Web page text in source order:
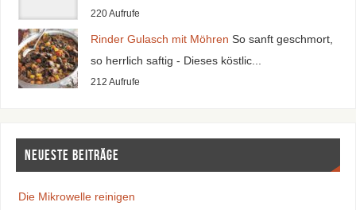
220 Aufrufe
Rinder Gulasch mit Möhren So sanft geschmort,
so herrlich saftig - Dieses köstlic...
212 Aufrufe
Neueste Beiträge
Die Mikrowelle reinigen